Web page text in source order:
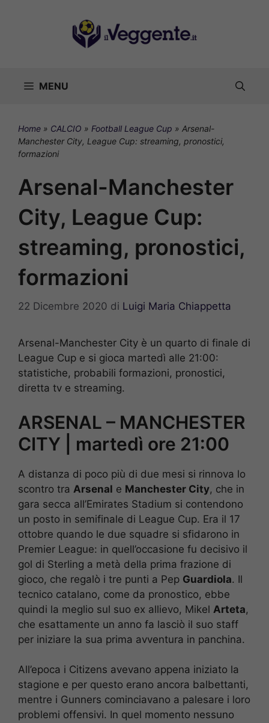
MENU
Home » CALCIO » Football League Cup » Arsenal-
Manchester City, League Cup: streaming, pronostici,
formazioni
Arsenal-Manchester
City, League Cup:
streaming, pronostici,
formazioni
22 Dicembre 2020 di Luigi Maria Chiappetta
Arsenal-Manchester City è un quarto di finale di
League Cup e si gioca martedì alle 21:00:
statistiche, probabili formazioni, pronostici,
diretta tv e streaming.
ARSENAL – MANCHESTER
CITY | martedì ore 21:00
A distanza di poco più di due mesi si rinnova lo
scontro tra Arsenal e Manchester City, che in
gara secca all’Emirates Stadium si contendono
un posto in semifinale di League Cup. Era il 17
ottobre quando le due squadre si sfidarono in
Premier League: in quell’occasione fu decisivo il
gol di Sterling a metà della prima frazione di
gioco, che regalò i tre punti a Pep Guardiola. Il
tecnico catalano, come da pronostico, ebbe
quindi la meglio sul suo ex allievo, Mikel Arteta,
che esattamente un anno fa lasciò il suo staff
per iniziare la sua prima avventura in panchina.
All’epoca i Citizens avevano appena iniziato la
stagione e per questo erano ancora balbettanti,
mentre i Gunners cominciavano a palesare i loro
problemi offensivi. In quel momento nessuno